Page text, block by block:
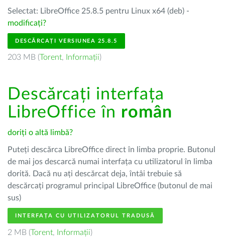
Selectat: LibreOffice 25.8.5 pentru Linux x64 (deb) -
modificați?
DESCĂRCAȚI VERSIUNEA 25.8.5
203 MB (Torent, Informații)
Descărcați interfața
LibreOffice în român
doriți o altă limbă?
Puteți descărca LibreOffice direct în limba proprie. Butonul
de mai jos descarcă numai interfața cu utilizatorul în limba
dorită. Dacă nu ați descărcat deja, întâi trebuie să
descărcați programul principal LibreOffice (butonul de mai
sus)
INTERFAȚA CU UTILIZATORUL TRADUSĂ
2 MB (Torent, Informații)